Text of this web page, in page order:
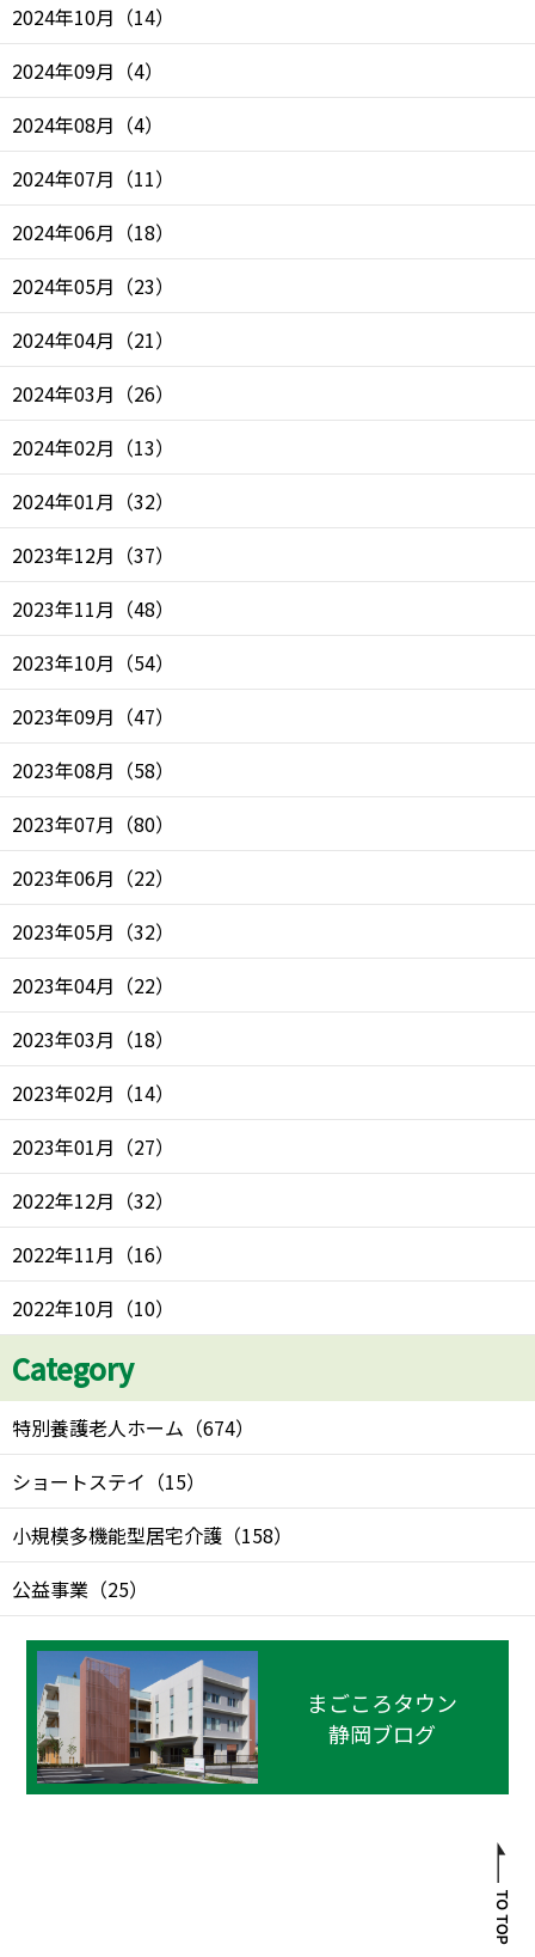
2024年10月 （14）
2024年09月 （4）
2024年08月 （4）
2024年07月 （11）
2024年06月 （18）
2024年05月 （23）
2024年04月 （21）
2024年03月 （26）
2024年02月 （13）
2024年01月 （32）
2023年12月 （37）
2023年11月 （48）
2023年10月 （54）
2023年09月 （47）
2023年08月 （58）
2023年07月 （80）
2023年06月 （22）
2023年05月 （32）
2023年04月 （22）
2023年03月 （18）
2023年02月 （14）
2023年01月 （27）
2022年12月 （32）
2022年11月 （16）
2022年10月 （10）
Category
特別養護老人ホーム （674）
ショートステイ （15）
小規模多機能型居宅介護 （158）
公益事業 （25）
まごころタウン
静岡ブログ